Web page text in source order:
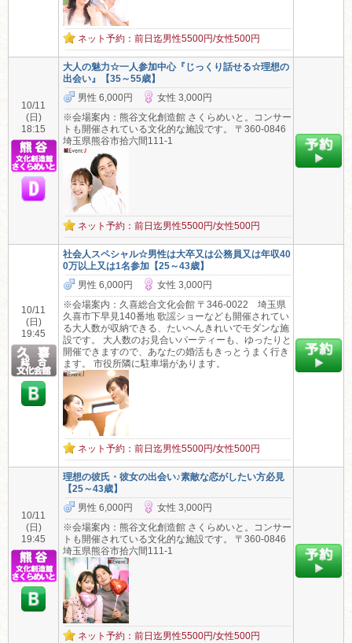
ネット予約：前日迄男性5500円/女性500円
10/11
(日)
18:15
大人の魅力☆一人参加中心『じっくり話せる☆理想の
出会い』【35～55歳】
男性 6,000円
女性 3,000円
※会場案内：熊谷文化創造館 さくらめいと。コンサー
トも開催されている文化的な施設です。 〒360-0846
埼玉県熊谷市拾六間111-1
ネット予約：前日迄男性5500円/女性500円
10/11
(日)
19:45
社会人スペシャル☆男性は大卒又は公務員又は年収40
0万以上又は1名参加【25～43歳】
男性 6,000円
女性 3,000円
※会場案内：久喜総合文化会館 〒346-0022 埼玉県
久喜市下早見140番地 歌謡ショーなども開催されてい
る大人数が収納できる、たいへんきれいでモダンな施
設です。 大人数のお見合いパーティーも、ゆったりと
開催できますので、あなたの婚活もきっとうまく行き
ます。 市役所隣に駐車場があります。
ネット予約：前日迄男性5500円/女性500円
10/11
(日)
19:45
理想の彼氏・彼女の出会い♪素敵な恋がしたい方必見
【25～43歳】
男性 6,000円
女性 3,000円
※会場案内：熊谷文化創造館 さくらめいと。コンサー
トも開催されている文化的な施設です。 〒360-0846
埼玉県熊谷市拾六間111-1
ネット予約：前日迄男性5500円/女性500円